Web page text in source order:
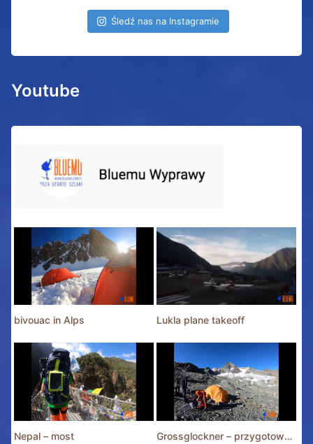
Śledź nas na Instagramie
Youtube
bivouac in Alps Lukla plane takeoff
Nepal – most Grossglockner – przygotowania